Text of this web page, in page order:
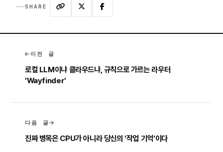
SHARE
이전 글
로컬 LLM이냐 클라우드냐, 규칙으로 가르는 라우터
'Wayfinder'
다음 글
진짜 병목은 CPU가 아니라 당신의 '작업 기억'이다